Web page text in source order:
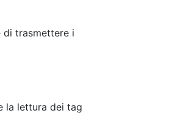
di trasmettere i
la lettura dei tag